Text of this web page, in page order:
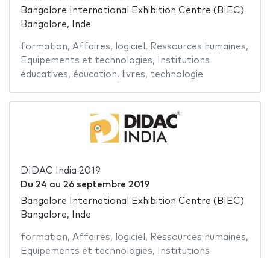
Bangalore International Exhibition Centre (BIEC)
Bangalore, Inde
formation, Affaires, logiciel , Ressources humaines,
Equipements et technologies,
Institutions
éducatives, éducation, livres, technologie
DIDAC India 2019
Du 24 au 26 septembre 2019
Bangalore International Exhibition Centre (BIEC)
Bangalore, Inde
formation, Affaires, logiciel , Ressources humaines,
Equipements et technologies,
Institutions